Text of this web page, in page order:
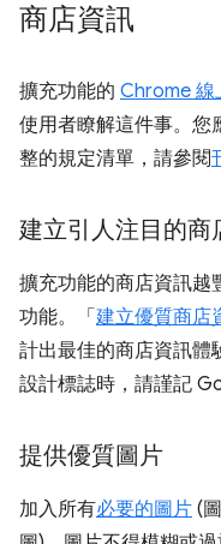
商店資訊
擴充功能的 Chrome 線
使用者瞭解這件事。您
整的規定清單，請參閱
建立引人注目的商
擴充功能的商店資訊越
功能。「 建立優質商店
計出最佳的商店資訊體
設計標誌時，請謹記
提供優質圖片
加入所有必要的圖片 (